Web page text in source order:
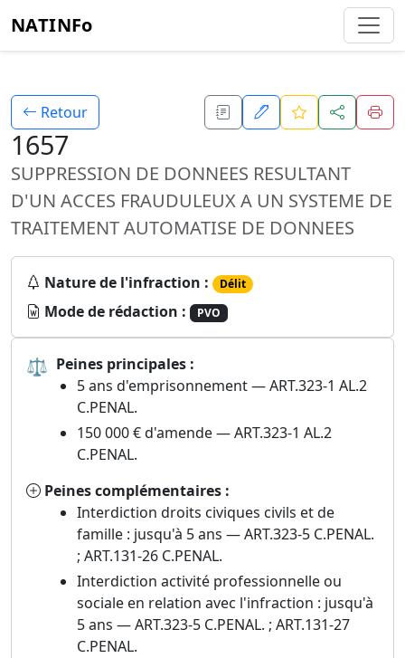
NATINFo
Retour
1657
SUPPRESSION DE DONNEES RESULTANT
D'UN ACCES FRAUDULEUX A UN SYSTEME DE
TRAITEMENT AUTOMATISE DE DONNEES
Nature de l'infraction : Délit
Mode de rédaction : PVO
⚖ Peines principales :
5 ans d'emprisonnement — ART.323-1 AL.2
C.PENAL.
150 000 € d'amende — ART.323-1 AL.2
C.PENAL.
Peines complémentaires :
Interdiction droits civiques civils et de
famille : jusqu'à 5 ans — ART.323-5 C.PENAL.
; ART.131-26 C.PENAL.
Interdiction activité professionnelle ou
sociale en relation avec l'infraction : jusqu'à
5 ans — ART.323-5 C.PENAL. ; ART.131-27
C.PENAL.